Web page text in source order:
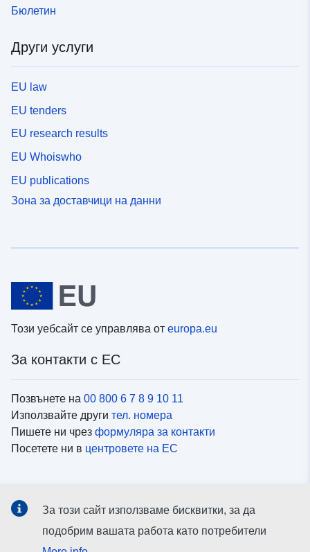
Бюлетин
Други услуги
EU law
EU tenders
EU research results
EU Whoiswho
EU publications
Зона за доставчици на данни
Този уебсайт се управлява от europa.eu
За контакти с ЕС
Позвънете на 00 800 6 7 8 9 10 11
Използвайте други тел. номера
Пишете ни чрез формуляра за контакти
Посетете ни в центровете на ЕС
Вижте профили на ЕС в социалните медии
За този сайт използваме бисквитки, за да
подобрим вашата работа като потребители